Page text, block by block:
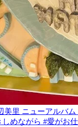
美里 ニューアルバム
めながら #愛がお